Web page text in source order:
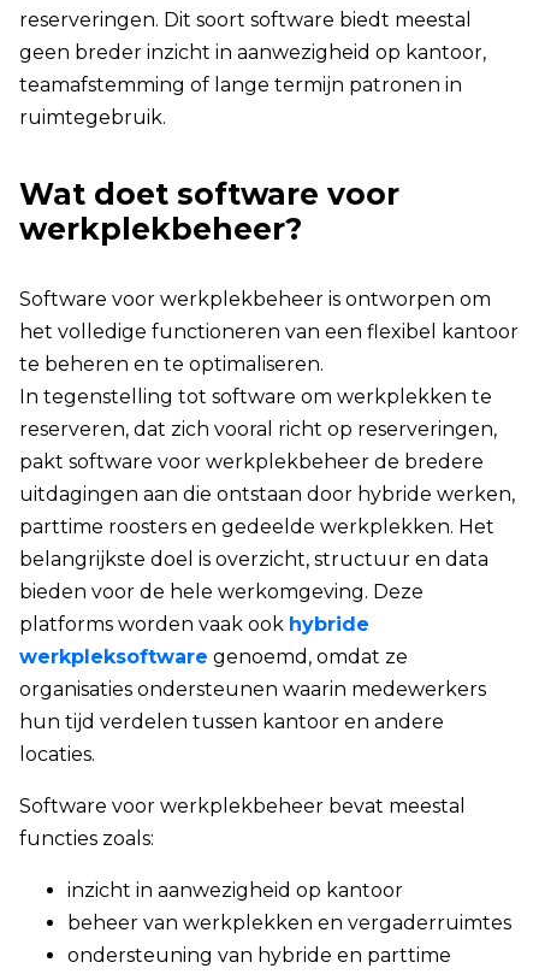
reserveringen. Dit soort software biedt meestal
geen breder inzicht in aanwezigheid op kantoor,
teamafstemming of lange termijn patronen in
ruimtegebruik.
Wat doet software voor
werkplekbeheer?
Software voor werkplekbeheer is ontworpen om
het volledige functioneren van een flexibel kantoor
te beheren en te optimaliseren.
In tegenstelling tot software om werkplekken te
reserveren, dat zich vooral richt op reserveringen,
pakt software voor werkplekbeheer de bredere
uitdagingen aan die ontstaan door hybride werken,
parttime roosters en gedeelde werkplekken. Het
belangrijkste doel is overzicht, structuur en data
bieden voor de hele werkomgeving. Deze
platforms worden vaak ook hybride
werkpleksoftware genoemd, omdat ze
organisaties ondersteunen waarin medewerkers
hun tijd verdelen tussen kantoor en andere
locaties.
Software voor werkplekbeheer bevat meestal
functies zoals:
inzicht in aanwezigheid op kantoor
beheer van werkplekken en vergaderruimtes
ondersteuning van hybride en parttime